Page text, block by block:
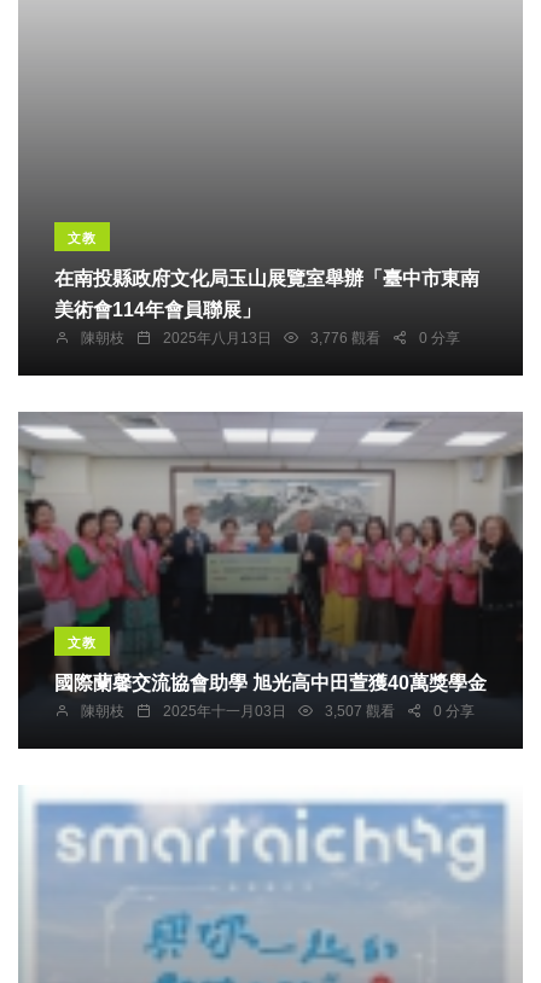
文教
在南投縣政府文化局玉山展覽室舉辦「臺中市東南
美術會114年會員聯展」
陳朝枝 2025年八月13日 3,776 觀看 0 分享
文教
國際蘭馨交流協會助學 旭光高中田萱獲40萬獎學金
陳朝枝 2025年十一月03日 3,507 觀看 0 分享